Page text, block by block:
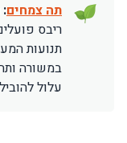
תה צמחים:
ריבס
תנועות
במשורה
עלול